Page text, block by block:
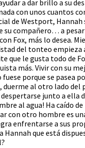
a dar brillo a su
con unos cuantos
de Westport,
su compañero… a
Fox, más lo desea.
del tonteo empieza
que le gusta todo de
más. Vivir con su
porque se pasea
duerme al otro lado del
junto a ella
al agua! Ha caído
con otro hombre es
enfrentarse a sus
Hannah que está